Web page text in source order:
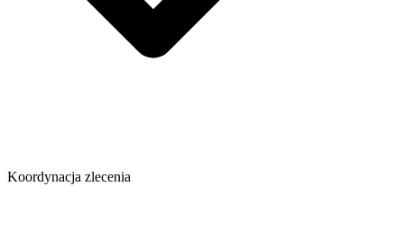
Koordynacja zlecenia